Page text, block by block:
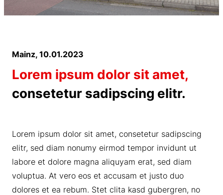
Mainz, 10.01.2023
Lorem ipsum dolor sit amet,
consetetur sadipscing elitr.
Lorem ipsum dolor sit amet, consetetur sadipscing
elitr, sed diam nonumy eirmod tempor invidunt ut
labore et dolore magna aliquyam erat, sed diam
voluptua. At vero eos et accusam et justo duo
dolores et ea rebum. Stet clita kasd gubergren, no